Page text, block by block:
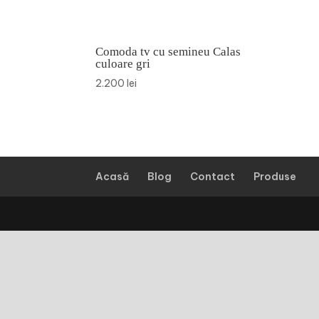
Comoda tv cu semineu Calas
culoare gri
2.200 lei
Acasă Blog Contact Produse